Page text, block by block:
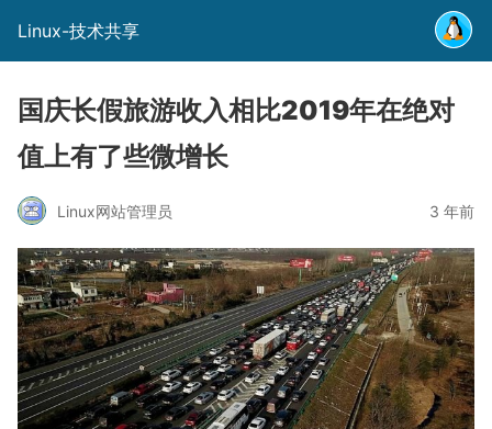
Linux-技术共享
国庆长假旅游收入相比2019年在绝对
值上有了些微增长
Linux网站管理员 3 年前